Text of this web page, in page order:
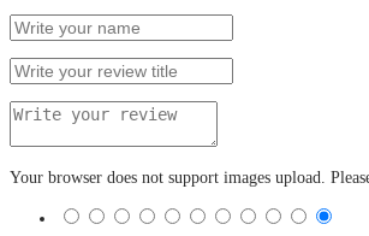
Your browser does not support images upload.